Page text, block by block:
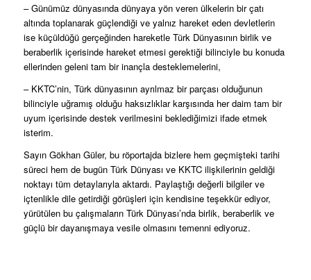
– Günümüz dünyasında dünyaya yön veren ülkelerin bir çatı
altında toplanarak güçlendiği ve yalnız hareket eden devletlerin
ise küçüldüğü gerçeğinden hareketle Türk Dünyasının birlik ve
beraberlik içerisinde hareket etmesi gerektiği bilinciyle bu konuda
ellerinden geleni tam bir inançla desteklemelerini,
– KKTC’nin, Türk dünyasının ayrılmaz bir parçası olduğunun
bilinciyle uğramış olduğu haksızlıklar karşısında her daim tam bir
uyum içerisinde destek verilmesini beklediğimizi ifade etmek
isterim.
Sayın Gökhan Güler, bu röportajda bizlere hem geçmişteki tarihi
süreci hem de bugün Türk Dünyası ve KKTC ilişkilerinin geldiği
noktayı tüm detaylarıyla aktardı. Paylaştığı değerli bilgiler ve
içtenlikle dile getirdiği görüşleri için kendisine teşekkür ediyor,
yürütülen bu çalışmaların Türk Dünyası’nda birlik, beraberlik ve
güçlü bir dayanışmaya vesile olmasını temenni ediyoruz.